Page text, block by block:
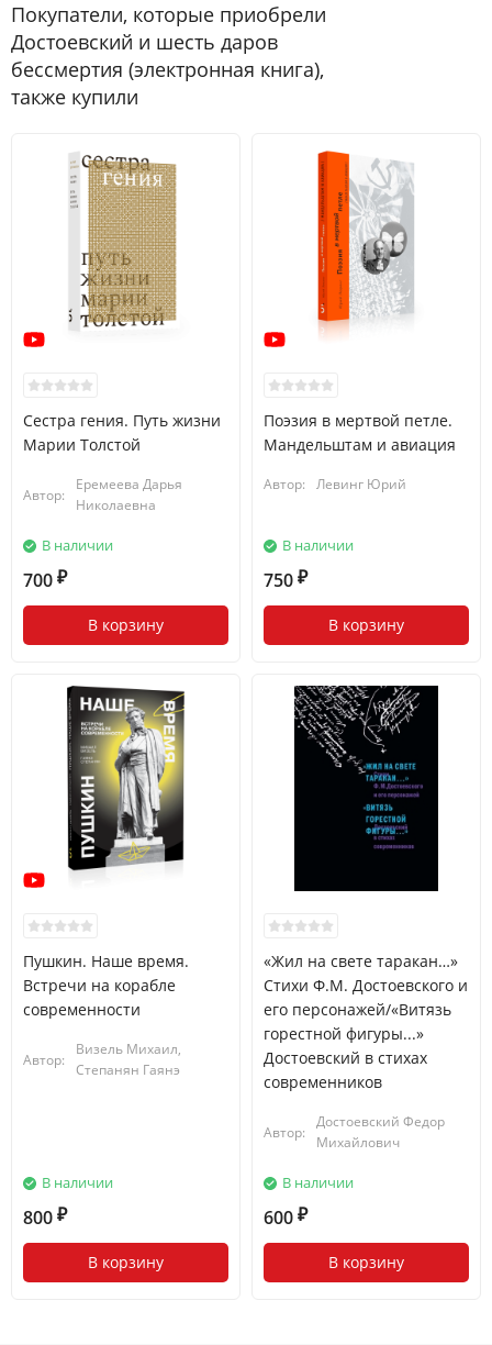
Покупатели, которые приобрели
Достоевский и шесть даров
бессмертия (электронная книга),
также купили
Сестра гения. Путь жизни
Марии Толстой
Автор:
Еремеева Дарья
Николаевна
В наличии
700 ₽
В корзину
Поэзия в мертвой петле.
Мандельштам и авиация
Автор: Левинг Юрий
В наличии
750 ₽
В корзину
Пушкин. Наше время.
Встречи на корабле
современности
Автор:
Визель Михаил,
Степанян Гаянэ
В наличии
800 ₽
В корзину
«Жил на свете таракан…»
Стихи Ф.М. Достоевского и
его персонажей/«Витязь
горестной фигуры...»
Достоевский в стихах
современников
Автор:
Достоевский Федор
Михайлович
В наличии
600 ₽
В корзину